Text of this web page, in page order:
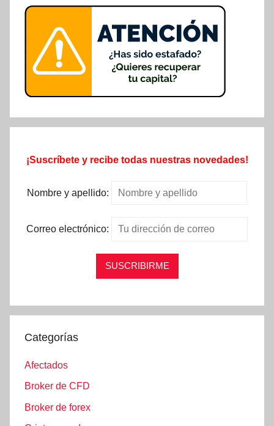
¡Suscríbete y recibe todas nuestras novedades!
Nombre y apellido:
Correo electrónico:
Categorías
Afectados
Broker de CFD
Broker de forex